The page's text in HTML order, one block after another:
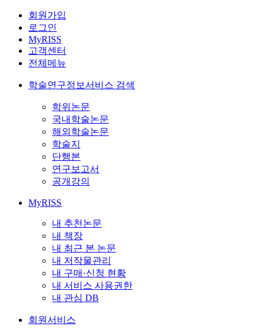
회원가입
로그인
MyRISS
고객센터
전체메뉴
학술연구정보서비스 검색
학위논문
국내학술논문
해외학술논문
학술지
단행본
연구보고서
공개강의
MyRISS
내 추천논문
내 책장
내 최근 본 논문
내 저작물관리
내 구매·신청 현황
내 서비스 사용권한
내 관심 DB
회원서비스